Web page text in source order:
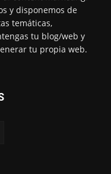
y disponemos de
temáticas,
tu blog/web y
tu propia web.